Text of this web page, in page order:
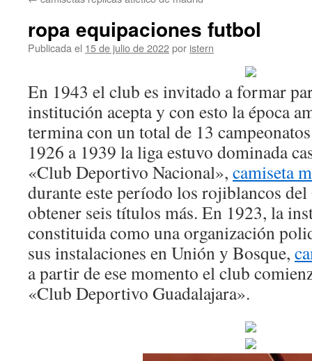
ropa equipaciones futbol
Publicada el 15 de julio de 2022por istern
En 1943 el club es invitado a formar
institución acepta y con esto la época
termina con un total de 13
1926 a 1939 la liga estuvo dominada
«Club Deportivo Nacional», camiseta
durante este período los rojiblancos
obtener seis títulos más. En 1923, la
constituida como una organización
sus instalaciones en Unión y Bosque,
a partir de ese momento el club
«Club Deportivo Guadalajara».